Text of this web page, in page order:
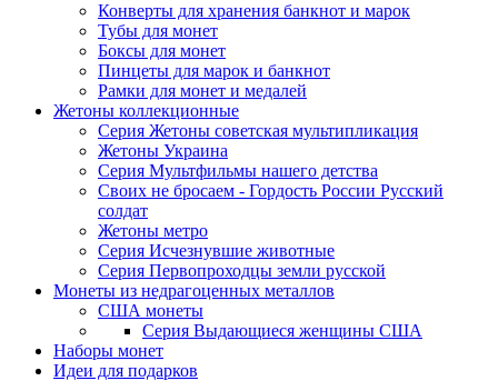
Конверты для хранения банкнот и марок
Тубы для монет
Боксы для монет
Пинцеты для марок и банкнот
Рамки для монет и медалей
Жетоны коллекционные
Серия Жетоны советская мультипликация
Жетоны Украина
Серия Мультфильмы нашего детства
Своих не бросаем - Гордость России Русский
солдат
Жетоны метро
Серия Исчезнувшие животные
Серия Первопроходцы земли русской
Монеты из недрагоценных металлов
США монеты
Серия Выдающиеся женщины США
Наборы монет
Идеи для подарков